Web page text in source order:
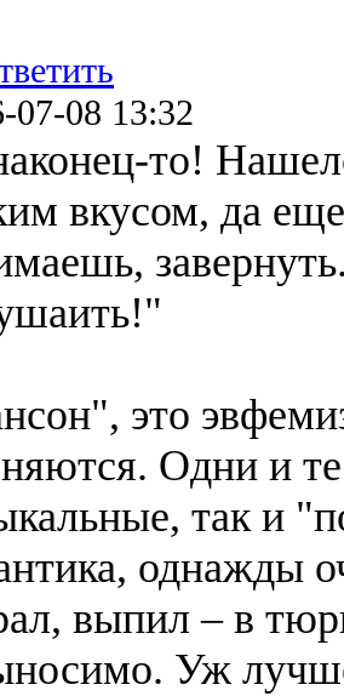
07-08 13:32
то!
вкусом, да
это
Одни и
так и
однажды
выпил – в
Уж